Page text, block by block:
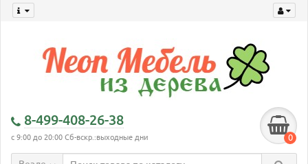
8-499-408-26-38
с 9:00 до 20:00 Сб-вскр.:выходные дни 0